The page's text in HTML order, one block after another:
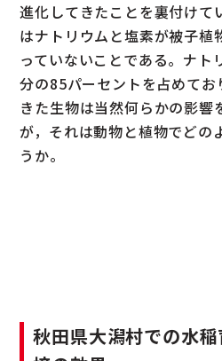
進化してきたことを裏付けて
はナトリウムと塩素が被子植
っていないことである。ナト
分の85パーセントを占めてお
きた生物は当然何らかの影響
が，それは動物と植物でどの
うか。
秋田県大潟村での水